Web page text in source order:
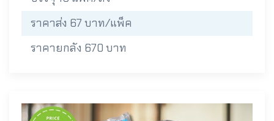
ราคาส่ง 67 บาท/แพ็ค
ราคายกลัง 670 บาท